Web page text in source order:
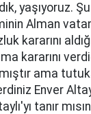
yaşıyoruz.
Alman
kararını
kararını
ama
Enver
tanır